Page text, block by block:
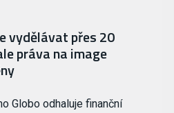
vydělávat přes 20
práva na image
Globo odhaluje finanční